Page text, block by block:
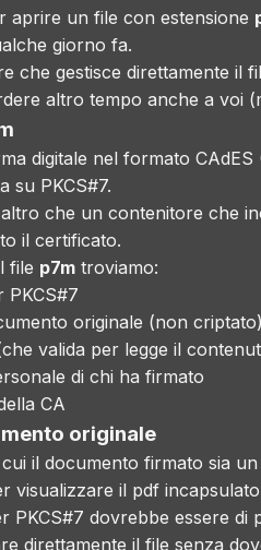
aprire un file con estensione
giorno fa.
che gestisce direttamente il
altro tempo anche a voi
digitale nel formato CAdES
su PKCS#7.
che un contenitore che
il certificato.
file p7mtroviamo:
PKCS#7
originale (non criptato)
valida per legge il
di chi ha firmato
CA
originale
il documento firmato sia
visualizzare il pdf
PKCS#7 dovrebbe essere di
direttamente il file senza